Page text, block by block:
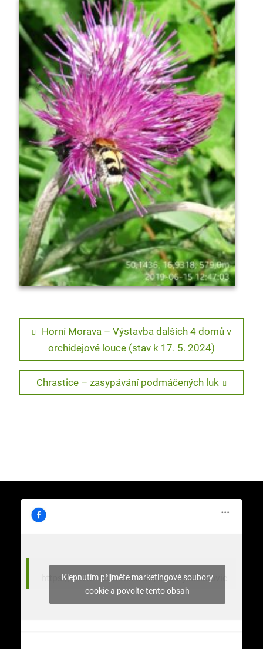
Navigace
příspěvek
Previous
post:
Horní Morava – Výstavba dalších 4 domů v
orchidejové louce (stav k 17. 5. 2024)
Next
post:
Chrastice – zasypávání podmáčených luk
https://www.facebook.com/stromy.celakovic
Klepnutím přijměte marketingové soubory
cookie a povolte tento obsah